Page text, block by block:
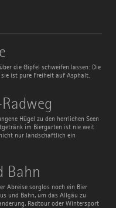
die Gipfel schweifen lassen: Die
ist pure Freiheit auf Asphalt.
Hügel zu den herrlichen Seen
im Biergarten ist nie weit
nur landschaftlich ein
Bahn
Abreise sorglos noch ein Bier
und Bahn, um das Allgäu zu
Radtour oder Wintersport